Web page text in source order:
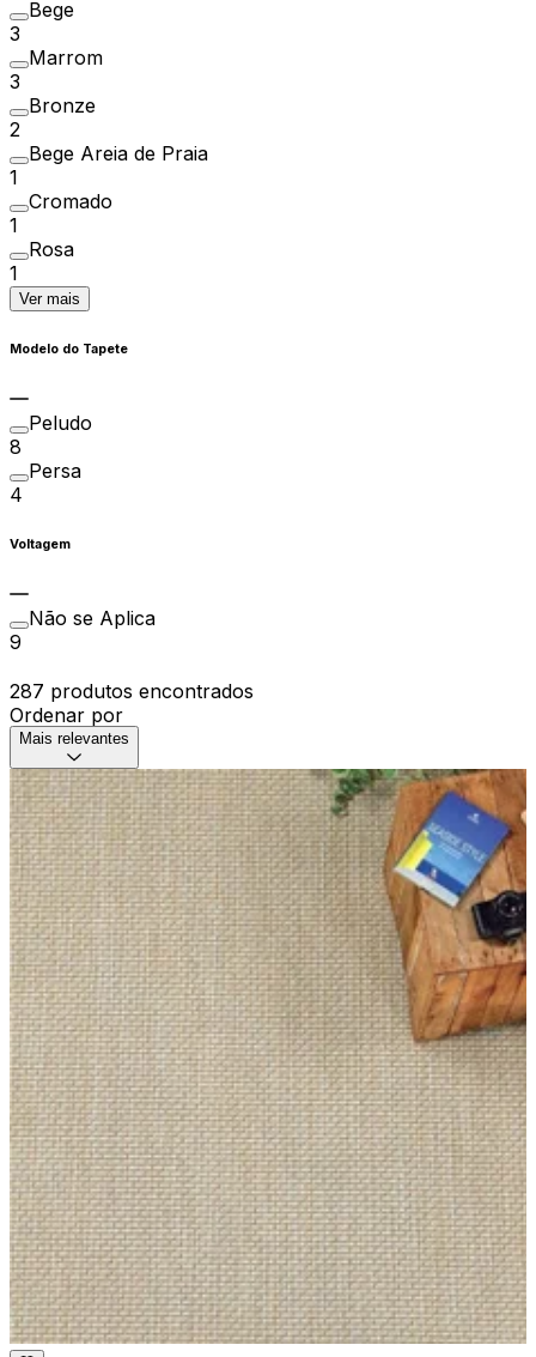
Bege
3
Marrom
3
Bronze
2
Bege Areia de Praia
1
Cromado
1
Rosa
1
Ver mais
Modelo do Tapete
Peludo
8
Persa
4
Voltagem
Não se Aplica
9
287 produtos encontrados
Ordenar por
Mais relevantes